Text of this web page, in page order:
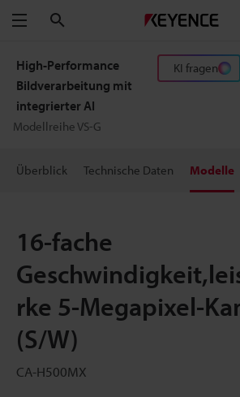
Menü
High-Performance
Bildverarbeitung mit
integrierter AI
Modellreihe VS-G
KI fragen
Überblick Technische Daten Modelle
16-fache
rke 5-Megapixel-
(S/W)
CA-H500MX